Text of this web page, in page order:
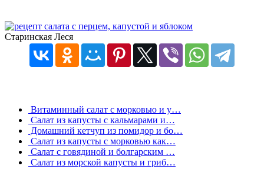
Старинская Леся
Витаминный салат с морковью и у…
Салат из капусты с кальмарами и…
Домашний кетчуп из помидор и бо…
Салат из капусты с морковью как…
Салат с говядиной и болгарским …
Салат из морской капусты и гриб…